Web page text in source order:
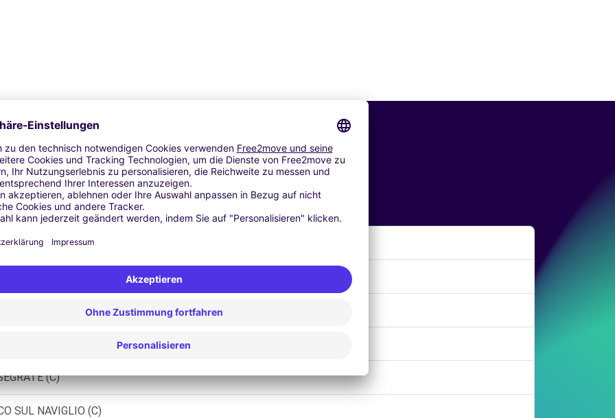
Ähnliche Agenturen
SNC - BUSSERO (C)
A. SAS - COLOGNO MONZESE (C)
(C)
SUL NAVIGLIO (C)